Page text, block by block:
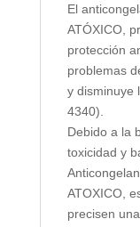
El
ATÓXICO,
protección
problemas
y disminuye
4340).
Debido a la
toxicidad y
ATOXICO,
precisen